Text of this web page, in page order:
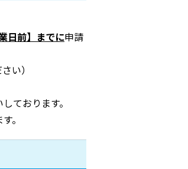
日前】までに申請
い）
ております。
。